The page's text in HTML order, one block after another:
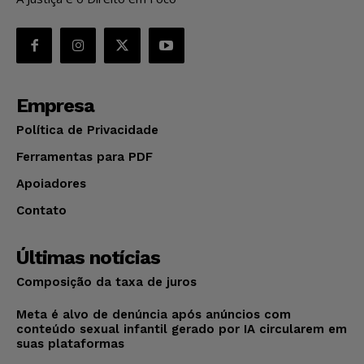
Empresa
Política de Privacidade
Ferramentas para PDF
Apoiadores
Contato
Últimas notícias
Composição da taxa de juros
Meta é alvo de denúncia após anúncios com
conteúdo sexual infantil gerado por IA circularem em
suas plataformas